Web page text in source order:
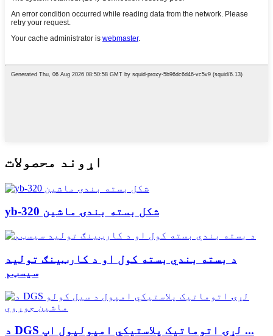
اړوند محصولات
yb-320 شکل بسته بندۍ ماشین
د بسته بندي بسته کول او د کارټینګ تولید
سیسټم
د DGS لړۍ اتوماتیک پلاستيکي امپولپول اپ ...